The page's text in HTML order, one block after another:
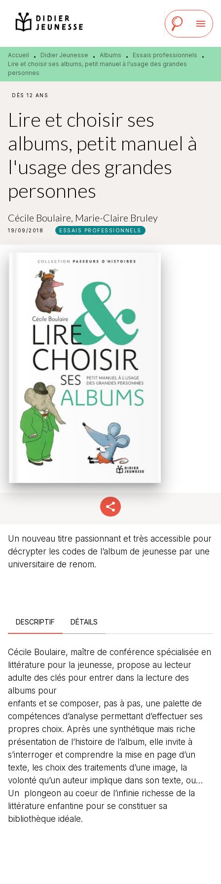
MENU RECHERCHE
PIED DE PAGE
menu
Accueil • Didier Jeunesse • Albums • Essais professionnels
•
Lire et choisir ses albums, petit manuel à l'usage des grandes
personnes
DÈS 12 ANS
Lire et choisir ses
albums, petit manuel à
l'usage des grandes
personnes
Cécile Boulaire Marie-Claire Bruley
19/09/2018 ESSAIS PROFESSIONNELS
Un nouveau titre passionnant et très accessible pour
décrypter les codes de l’album de jeunesse par une
universitaire de renom.
DESCRIPTIF DÉTAILS
Cécile Boulaire, maître de conférence spécialisée en
littérature pour la jeunesse, propose au lecteur
adulte des clés pour entrer dans la lecture des
albums pour
enfants et se composer, pas à pas, une palette de
compétences d’analyse permettant d’effectuer ses
propres choix. Après une synthétique mais riche
présentation de l’histoire de l’album, elle invite à
s’interroger et comprendre la mise en page d’un
texte, les choix des traitements d’une image, la
volonté qu’un auteur implique dans son texte, ou…
Un plongeon au coeur de l’infinie richesse de la
littérature enfantine pour se constituer sa
bibliothèque idéale.